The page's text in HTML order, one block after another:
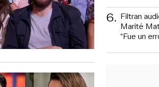
6. Filtran
Marité
“Fue un